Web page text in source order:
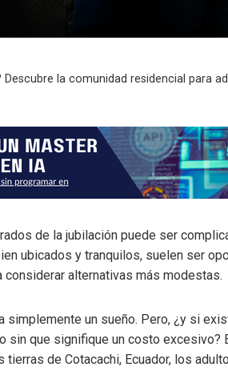
Descubre la comunidad residencial para
de la jubilación puede ser
ubicados y tranquilos, suelen ser
considerar alternativas más modestas.
simplemente un sueño. Pero, ¿y si
sin que signifique un costo excesivo?
tierras de Cotacachi, Ecuador, los